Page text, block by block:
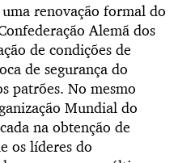
renovação formal do
Alemã dos
de condições de
de segurança do
patrões. No mesmo
Mundial do
na obtenção de
os líderes do